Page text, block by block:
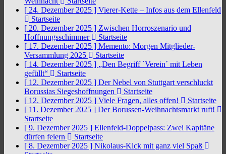
[ 24. Dezember 2025 ] Vierer-Kette – Infos aus dem Ellenfeld
Startseite
[ 20. Dezember 2025 ] Zwischen Horroszenario und
Hoffnungsschimmer
Startseite
[ 17. Dezember 2025 ] Memento: Morgen Mitglieder-
Versammlung 2025
Startseite
[ 14. Dezember 2025 ] „Den Begriff `Verein´ mit Leben
gefüllt“
Startseite
[ 12. Dezember 2025 ] Der Nebel von Stuttgart verschluckt
Borussias Siegeshoffnungen
Startseite
[ 12. Dezember 2025 ] Viele Fragen, alles offen!
Startseite
[ 11. Dezember 2025 ] Der Borussen-Weihnachtsmarkt ruft!
Startseite
[ 9. Dezember 2025 ] Ellenfeld-Doppelpass: Zwei Kapitäne
dürfen feiern
Startseite
[ 8. Dezember 2025 ] Nikolaus-Kick mit ganz viel Spaß